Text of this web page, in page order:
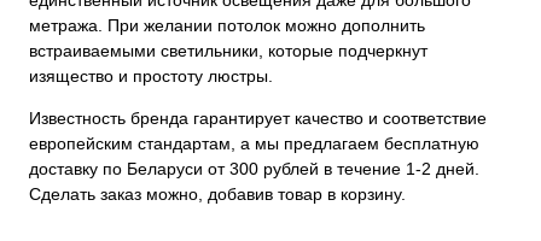
метража. При желании потолок можно дополнить
встраиваемыми светильники, которые подчеркнут
изящество и простоту люстры.
Известность бренда гарантирует качество и соответствие
европейским стандартам, а мы предлагаем бесплатную
доставку по Беларуси от 300 рублей в течение 1-2 дней.
Сделать заказ можно, добавив товар в корзину.